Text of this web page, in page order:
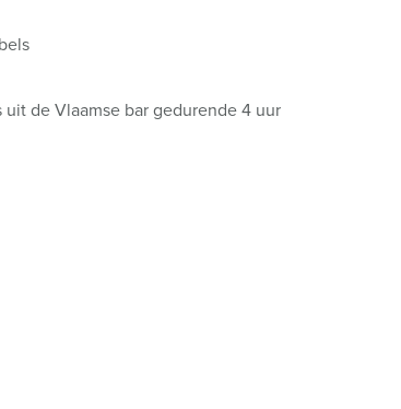
de Vlaamse bar gedurende 4 uur